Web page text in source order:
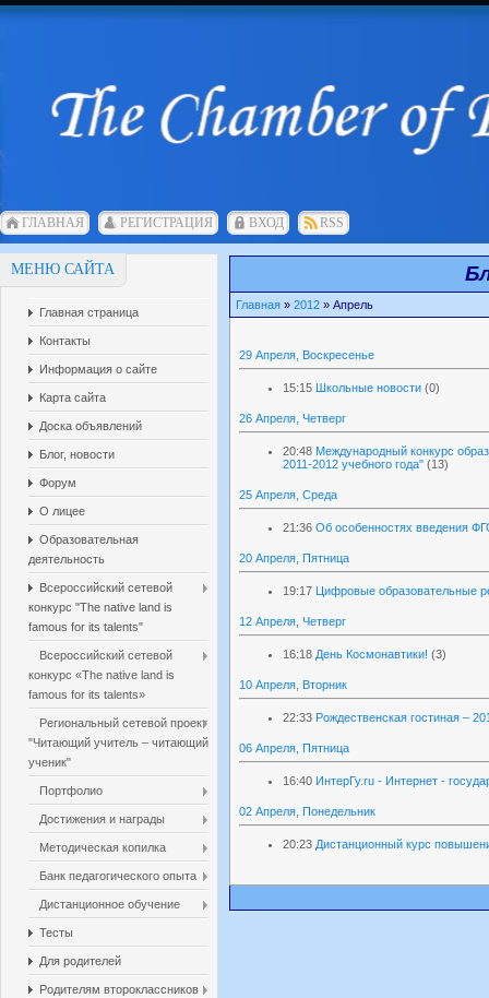
ГЛАВНАЯ РЕГИСТРАЦИЯ ВХОД RSS
МЕНЮ САЙТА
Главная страница
Контакты
Информация о сайте
Карта сайта
Доска объявлений
Блог, новости
Форум
О лицее
Образовательная
деятельность
Всероссийский сетевой
конкурс "The native land is
famous for its talents"
Всероссийский сетевой
конкурс «The native land is
famous for its talents»
Региональный сетевой проект
"Читающий учитель – читающий
ученик"
Портфолио
Достижения и награды
Методическая копилка
Банк педагогического опыта
Дистанционное обучение
Тесты
Для родителей
Родителям второклассников
Главная » 2012 » Апрель
29 Апреля, Воскресенье
15:15 Школьные новости (0)
26 Апреля, Четверг
20:48 Международный конкурс
2011-2012 учебного года" (13)
25 Апреля, Среда
21:36 Об особенностях введения
20 Апреля, Пятница
19:17 Цифровые образовательные
12 Апреля, Четверг
16:18 День Космонавтики! (3)
10 Апреля, Вторник
22:33 Рождественская гостиная –
06 Апреля, Пятница
16:40 ИнтерГу.ru - Интернет -
02 Апреля, Понедельник
20:23 Дистанционный курс